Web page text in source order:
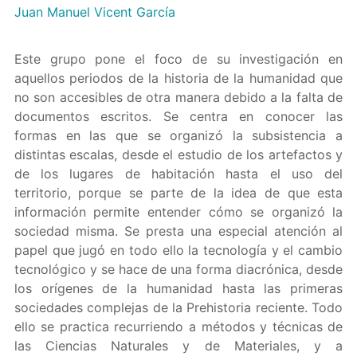
Juan Manuel Vicent García
Este grupo pone el foco de su investigación en
aquellos periodos de la historia de la humanidad que
no son accesibles de otra manera debido a la falta de
documentos escritos. Se centra en conocer las
formas en las que se organizó la subsistencia a
distintas escalas, desde el estudio de los artefactos y
de los lugares de habitación hasta el uso del
territorio, porque se parte de la idea de que esta
información permite entender cómo se organizó la
sociedad misma. Se presta una especial atención al
papel que jugó en todo ello la tecnología y el cambio
tecnológico y se hace de una forma diacrónica, desde
los orígenes de la humanidad hasta las primeras
sociedades complejas de la Prehistoria reciente. Todo
ello se practica recurriendo a métodos y técnicas de
las Ciencias Naturales y de Materiales, y a